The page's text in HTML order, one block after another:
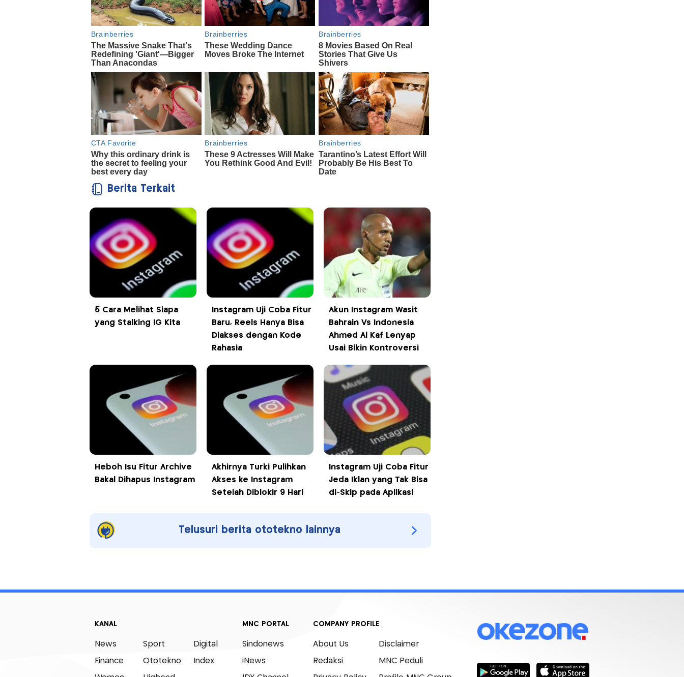
Berita Terkait
5 Cara Melihat Siapa
yang Stalking IG Kita
Instagram Uji Coba Fitur
Baru, Reels Hanya Bisa
Diakses dengan Kode
Rahasia
Akun Instagram Wasit
Bahrain Vs Indonesia
Ahmed Al Kaf Lenyap
Usai Bikin Kontroversi
Heboh Isu Fitur Archive
Bakal Dihapus Instagram
Akhirnya Turki Pulihkan
Akses ke Instagram
Setelah Diblokir 9 Hari
Instagram Uji Coba Fitur
Jeda Iklan yang Tak Bisa
di-Skip pada Aplikasi
Telusuri berita ototekno lainnya
KANAL
News
Finance
Sport
Ototekno
Digital
Index
MNC PORTAL
Sindonews
iNews
COMPANY PROFILE
About Us
Redaksi
Disclaimer
MNC Peduli